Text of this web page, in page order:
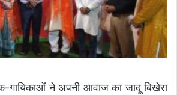
गायिकाओं ने अपनी आवाज का जादू बिखेरा